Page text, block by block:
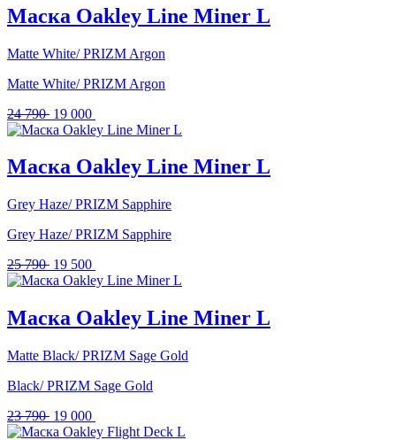
Маска Oakley Line Miner L
Matte White/ PRIZM Argon
Matte White/ PRIZM Argon
24 790 Первоначальная
цена
24
790 .
19 000
цена:
000 .
Маска Oakley Line Miner L
Grey Haze/ PRIZM Sapphire
Grey Haze/ PRIZM Sapphire
25 790 Первоначальная
цена
790 .
19 500
цена:
500 .
Маска Oakley Line Miner L
Matte Black/ PRIZM Sage Gold
Black/ PRIZM Sage Gold
23 790 Первоначальная
цена
19 000
цена: